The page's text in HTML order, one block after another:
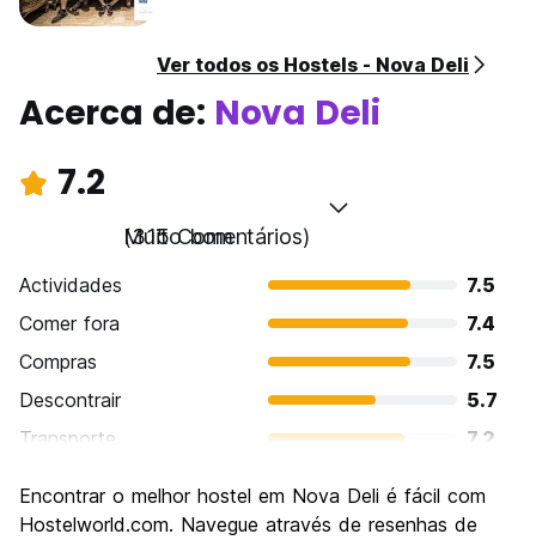
Ver todos os Hostels - Nova Deli
Acerca de: Nova Deli
7.2
Muito bom
(315 Comentários)
Actividades
7.5
Comer fora
7.4
Compras
7.5
Descontrair
5.7
Transporte
7.2
Cultura
7.9
Encontrar o melhor hostel em Nova Deli é fácil com
Hostelworld.com. Navegue através de resenhas de